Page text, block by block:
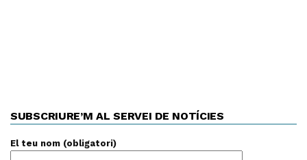
SUBSCRIURE’M AL SERVEI DE NOTÍCIES
El teu nom (obligatori)